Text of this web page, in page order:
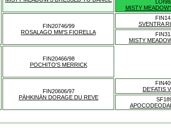
MISTY
FIN20746/99
ROSALAGO MM'S FIORELLA
SVENTRA
MISTY
FIN20466/98
POCHITO'S MERRICK
FIN20606/97
PÄHKINÄN DORAGE DU REVE
DE'FATIS